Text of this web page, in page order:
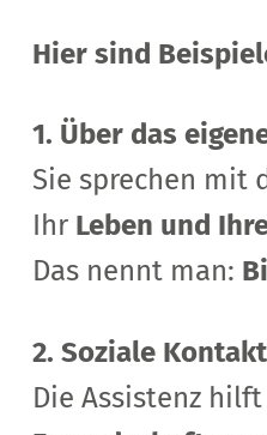
Hier sind
1. Über das
Sie sprechen mit
Ihr Leben und
Das nennt man:
2. Soziale
Die Assistenz